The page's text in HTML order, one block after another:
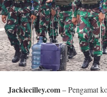
Jackiecilley.com– Pengamat